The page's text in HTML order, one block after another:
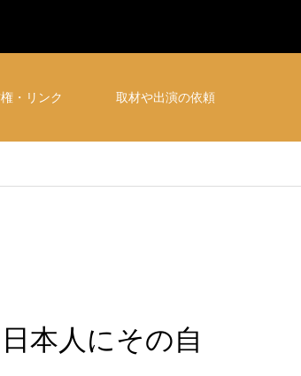
・リンク 取材や出演の依頼
本人にその自